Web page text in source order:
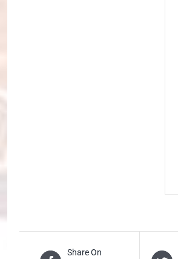
Share On